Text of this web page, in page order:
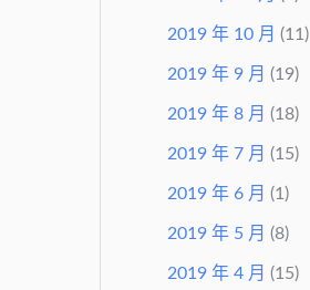
2019 年 10 月 (11)
2019 年 9 月 (19)
2019 年 8 月 (18)
2019 年 7 月 (15)
2019 年 6 月 (1)
2019 年 5 月 (8)
2019 年 4 月 (15)